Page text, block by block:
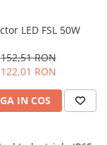
LED FSL 50W
152,51 RON
122,01 RON
IN COS